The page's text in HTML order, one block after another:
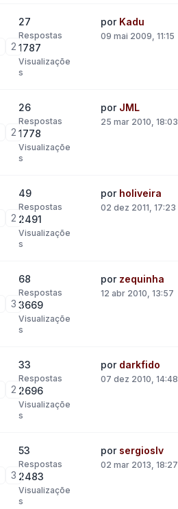
2
27
Respostas
1787
Visualizaçõe
s
por Kadu
09 mai 2009, 11:15
2
26
Respostas
1778
Visualizaçõe
s
por JML
25 mar 2010, 18:03
2
49
Respostas
2491
Visualizaçõe
s
por holiveira
02 dez 2011, 17:23
3
68
Respostas
3669
Visualizaçõe
s
por zequinha
12 abr 2010, 13:57
2
33
Respostas
2696
Visualizaçõe
s
por darkfido
07 dez 2010, 14:48
3
53
Respostas
2483
Visualizaçõe
s
por sergioslv
02 mar 2013, 18:27